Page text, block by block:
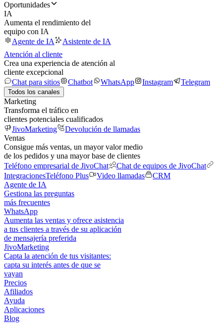
Oportunidades
IA
Aumenta el rendimiento del
equipo con IA
Agente de IA
Asistente de IA
Atención al cliente
Crea una experiencia de atención al
cliente excepcional
Chat para sitios
Chatbot WhatsApp Instagram Telegram
Todos los canales
Marketing
Transforma el tráfico en
clientes potenciales cualificados
JivoMarketing
Devolución de llamadas
Ventas
Consigue más ventas, un mayor valor medio
de los pedidos y una mayor base de clientes
Teléfono empresarial de JivoChat
Chat de equipos de JivoChat
IntegracionesTeléfono Plus Video llamadas
CRM
Agente de IA
Gestiona las preguntas
más frecuentes
WhatsApp
Aumenta las ventas y ofrece asistencia
a tus clientes a través de su aplicación
de mensajería preferida
JivoMarketing
Capta la atención de tus visitantes:
capta su interés antes de que se
vayan
Precios
Afiliados
Ayuda
Aplicaciones
Blog